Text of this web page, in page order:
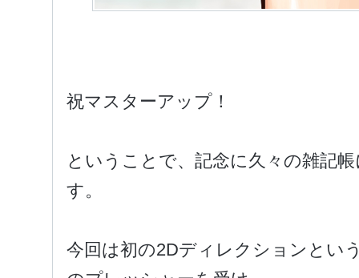
祝マスターアップ！
ということで、記念に久々の雑記
す。
今回は初の2Dディレクションとい